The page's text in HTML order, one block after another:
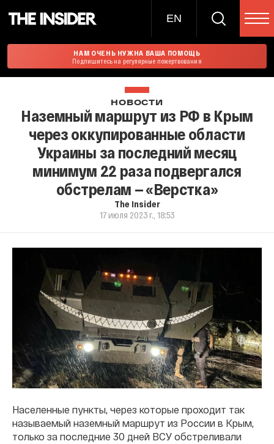
EN
НАМ ОЧЕНЬ НУЖНА ВАША ПОМОЩЬ
Подпишитесь на регулярные пожертвования
НОВОСТИ
Наземный маршрут из РФ в Крым
через оккупированные области
Украины за последний месяц
минимум 22 раза подвергался
обстрелам — «Верстка»
The Insider
17 июля 2023 г., 18:53
Населенные пункты, через которые проходит так
называемый наземный маршрут из России в Крым,
только за последние 30 дней ВСУ обстреливали